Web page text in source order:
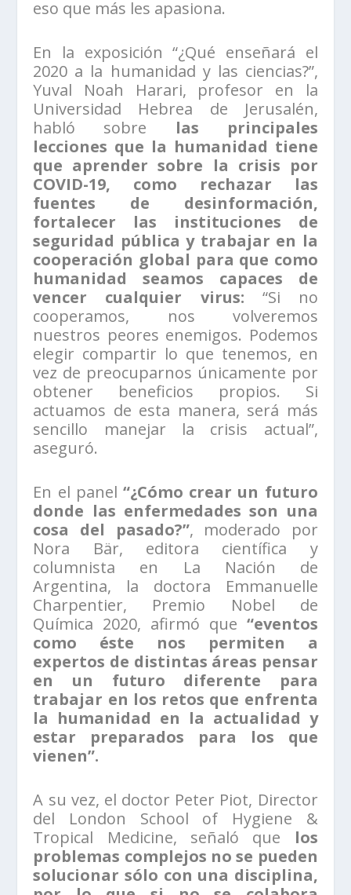
eso que más les apasiona.
En la exposición “¿Qué enseñará el
2020 a la humanidad y las ciencias?”,
Yuval Noah Harari, profesor en la
Universidad Hebrea de Jerusalén,
habló sobre las principales
lecciones que la humanidad tiene
que aprender sobre la crisis por
COVID-19, como rechazar las
fuentes de desinformación,
fortalecer las instituciones de
seguridad pública y trabajar en la
cooperación global para que como
humanidad seamos capaces de
vencer cualquier virus: “Si no
cooperamos, nos volveremos
nuestros peores enemigos. Podemos
elegir compartir lo que tenemos, en
vez de preocuparnos únicamente por
obtener beneficios propios. Si
actuamos de esta manera, será más
sencillo manejar la crisis actual”,
aseguró.
En el panel “¿Cómo crear un futuro
donde las enfermedades son una
cosa del pasado?”, moderado por
Nora Bär, editora científica y
columnista en La Nación de
Argentina, la doctora Emmanuelle
Charpentier, Premio Nobel de
Química 2020, afirmó que “eventos
como éste nos permiten a
expertos de distintas áreas pensar
en un futuro diferente para
trabajar en los retos que enfrenta
la humanidad en la actualidad y
estar preparados para los que
vienen”.
A su vez, el doctor Peter Piot, Director
del London School of Hygiene &
Tropical Medicine, señaló que los
problemas complejos no se pueden
solucionar sólo con una disciplina,